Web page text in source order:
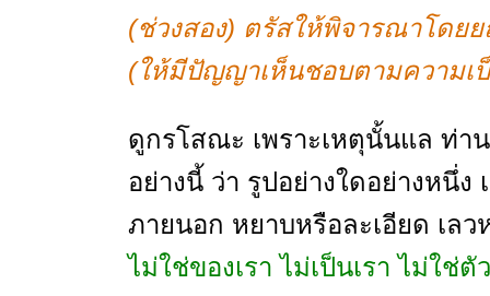
(ช่วงสอง) ตรัสให้พิจารณาโด
(ให้มีปัญญาเห็นชอบตามความเ
ดูกรโสณะ เพราะเหตุนั้นแล ท่า
อย่างนี้ ว่า รูปอย่างใดอย่างหนึ่
ภายนอก หยาบหรือละเอียด เล
ไม่ใช่ของเรา ไม่เป็นเรา ไม่ใช่ตั